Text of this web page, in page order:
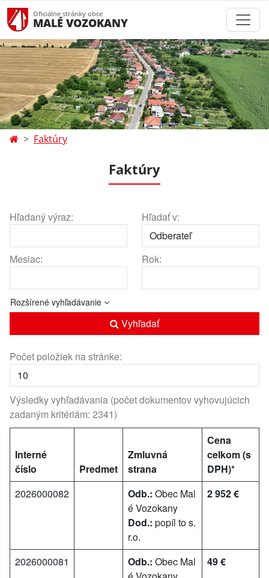
Oficiálne stránky obce
MALÉ VOZOKANY
Faktúry
Faktúry
Hľadaný výraz: Hľadať v:
Mesiac: Rok:
Rozšírené vyhľadávanie
Vyhľadať
Počet položiek na stránke:
Výsledky vyhľadávania (počet dokumentov vyhovujúcich
zadaným kritériám: 2341)
Interné
číslo
Predmet
Zmluvná
strana
Cena
celkom (s
DPH)*
2026000082
Odb.: Obec Mal
é Vozokany
Dod.: popíl to s.
r.o.
2 952 €
2026000081 Odb.: Obec Mal
49 €